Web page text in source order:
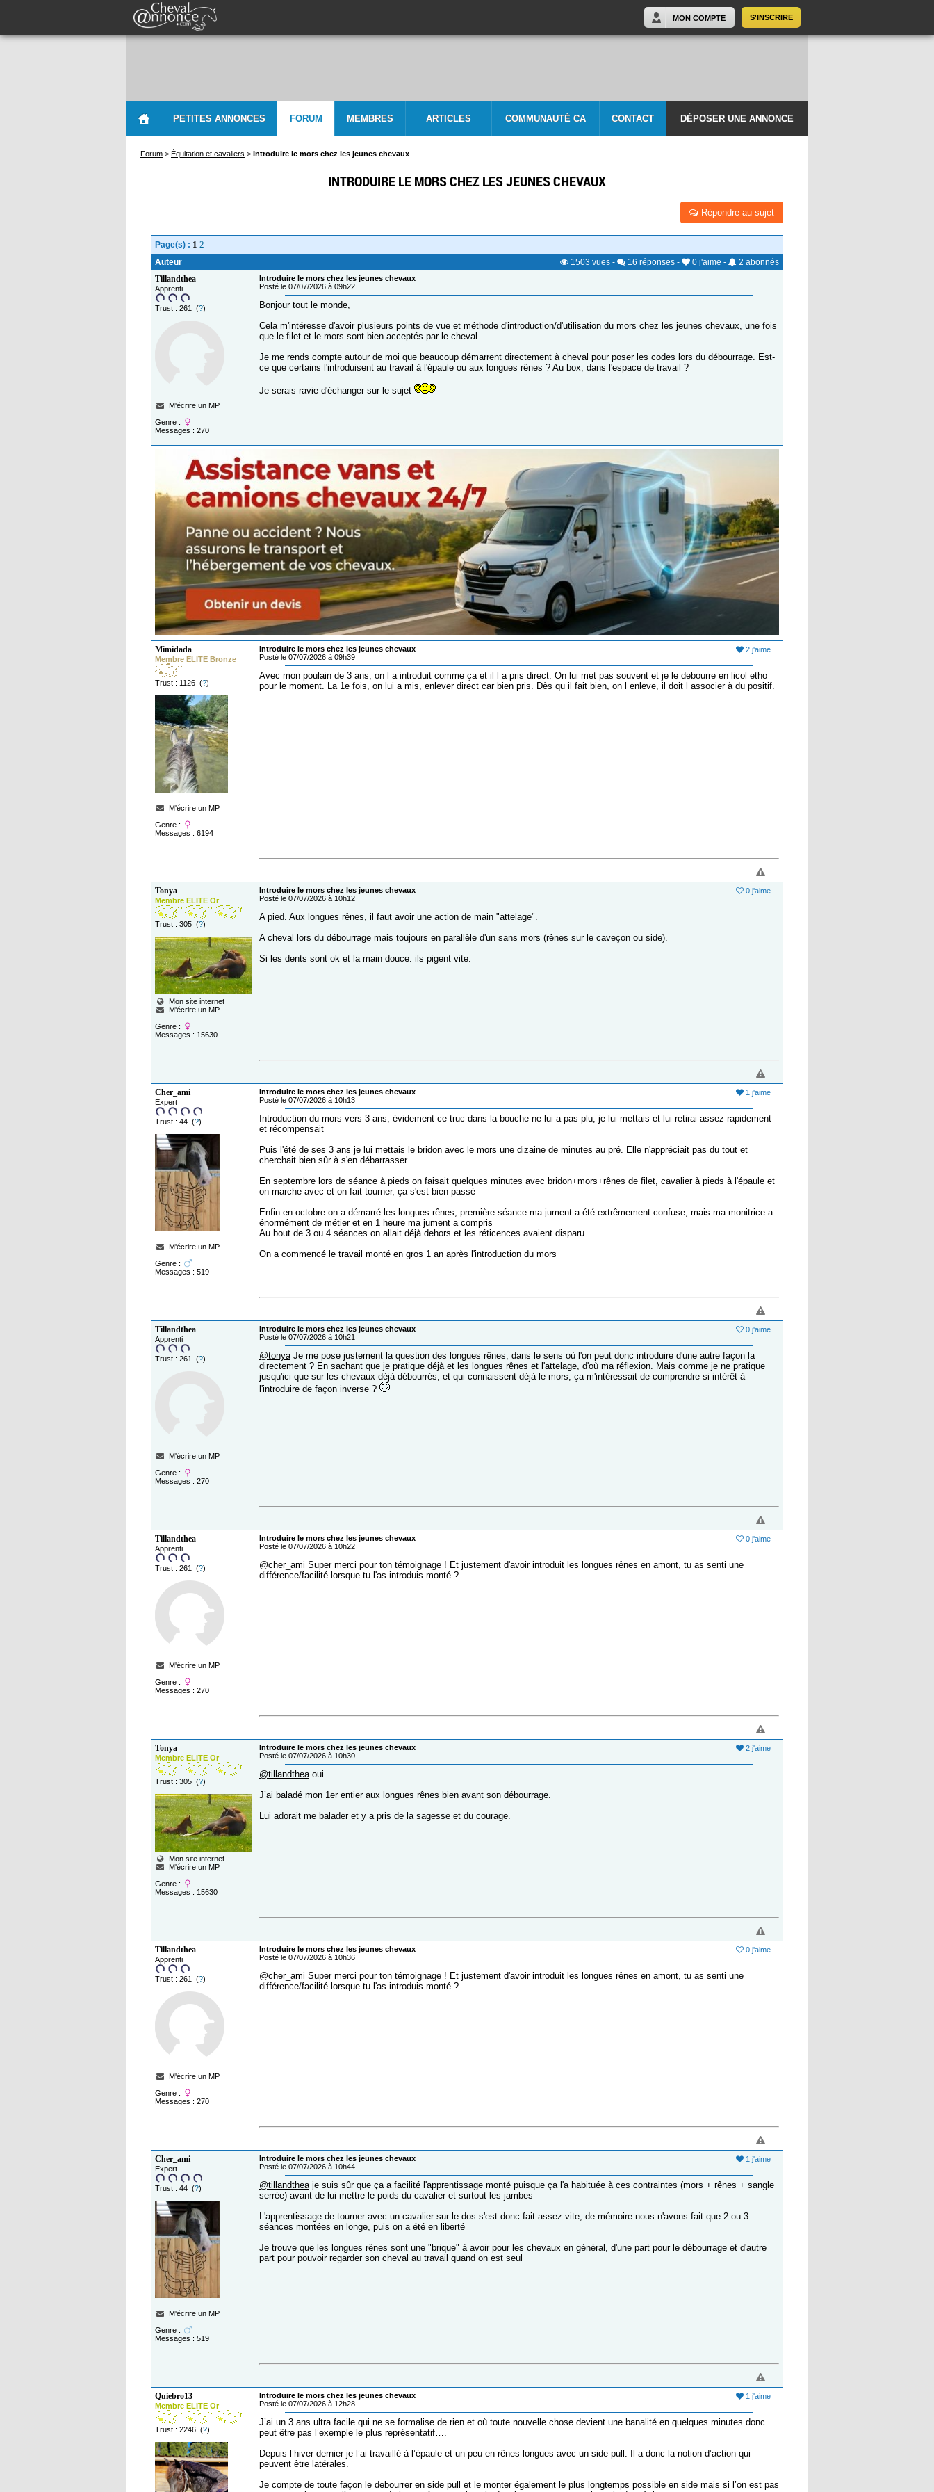
S'INSCRIRE
MON COMPTE
PETITES ANNONCES FORUM MEMBRES ARTICLES COMMUNAUTÉ CA CONTACT DÉPOSER UNE ANNONCE
Forum > Équitation et cavaliers > Introduire le mors chez les jeunes chevaux
INTRODUIRE LE MORS CHEZ LES JEUNES CHEVAUX
Répondre au sujet
Page(s) : 1 2
Auteur 1503 vues - 16 réponses - 0 j'aime - 2 abonnés
Tillandthea
Apprenti
Trust : 261 (?)
M'écrire un MP
Genre :
Messages : 270
Introduire le mors chez les jeunes chevaux
Posté le 07/07/2026 à 09h22
Bonjour tout le monde,
Cela m'intéresse d'avoir plusieurs points de vue et méthode d'introduction/d'utilisation du mors chez les jeunes chevaux, une fois
que le filet et le mors sont bien acceptés par le cheval.
Je me rends compte autour de moi que beaucoup démarrent directement à cheval pour poser les codes lors du débourrage. Est-
ce que certains l'introduisent au travail à l'épaule ou aux longues rênes ? Au box, dans l'espace de travail ?
Je serais ravie d'échanger sur le sujet
Mimidada
Membre ELITE Bronze
Trust : 1126 (?)
M'écrire un MP
Genre :
Messages : 6194
2 j'aime
Introduire le mors chez les jeunes chevaux
Posté le 07/07/2026 à 09h39
Avec mon poulain de 3 ans, on l a introduit comme ça et il l a pris direct. On lui met pas souvent et je le debourre en licol etho
pour le moment. La 1e fois, on lui a mis, enlever direct car bien pris. Dès qu il fait bien, on l enleve, il doit l associer à du positif.
Tonya
Membre ELITE Or
Trust : 305 (?)
Mon site internet
M'écrire un MP
Genre :
Messages : 15630
0 j'aime
Introduire le mors chez les jeunes chevaux
Posté le 07/07/2026 à 10h12
A pied. Aux longues rênes, il faut avoir une action de main "attelage".
A cheval lors du débourrage mais toujours en parallèle d'un sans mors (rênes sur le caveçon ou side).
Si les dents sont ok et la main douce: ils pigent vite.
Cher_ami
Expert
Trust : 44 (?)
M'écrire un MP
Genre :
Messages : 519
1 j'aime
Introduire le mors chez les jeunes chevaux
Posté le 07/07/2026 à 10h13
Introduction du mors vers 3 ans, évidement ce truc dans la bouche ne lui a pas plu, je lui mettais et lui retirai assez rapidement
et récompensait
Puis l'été de ses 3 ans je lui mettais le bridon avec le mors une dizaine de minutes au pré. Elle n'appréciait pas du tout et
cherchait bien sûr à s'en débarrasser
En septembre lors de séance à pieds on faisait quelques minutes avec bridon+mors+rênes de filet, cavalier à pieds à l'épaule et
on marche avec et on fait tourner, ça s'est bien passé
Enfin en octobre on a démarré les longues rênes, première séance ma jument a été extrêmement confuse, mais ma monitrice a
énormément de métier et en 1 heure ma jument a compris
Au bout de 3 ou 4 séances on allait déjà dehors et les réticences avaient disparu
On a commencé le travail monté en gros 1 an après l'introduction du mors
Tillandthea
Apprenti
Trust : 261 (?)
M'écrire un MP
Genre :
Messages : 270
0 j'aime
Introduire le mors chez les jeunes chevaux
Posté le 07/07/2026 à 10h21
@tonya Je me pose justement la question des longues rênes, dans le sens où l'on peut donc introduire d'une autre façon la
directement ? En sachant que je pratique déjà et les longues rênes et l'attelage, d'où ma réflexion. Mais comme je ne pratique
jusqu'ici que sur les chevaux déjà débourrés, et qui connaissent déjà le mors, ça m'intéressait de comprendre si intérêt à
l'introduire de façon inverse ?
Tillandthea
Apprenti
Trust : 261 (?)
M'écrire un MP
Genre :
Messages : 270
0 j'aime
Introduire le mors chez les jeunes chevaux
Posté le 07/07/2026 à 10h22
@cher_ami Super merci pour ton témoignage ! Et justement d'avoir introduit les longues rênes en amont, tu as senti une
différence/facilité lorsque tu l'as introduis monté ?
Tonya
Membre ELITE Or
Trust : 305 (?)
Mon site internet
M'écrire un MP
Genre :
Messages : 15630
2 j'aime
Introduire le mors chez les jeunes chevaux
Posté le 07/07/2026 à 10h30
@tillandthea oui.
J’ai baladé mon 1er entier aux longues rênes bien avant son débourrage.
Lui adorait me balader et y a pris de la sagesse et du courage.
Tillandthea
Apprenti
Trust : 261 (?)
M'écrire un MP
Genre :
Messages : 270
0 j'aime
Introduire le mors chez les jeunes chevaux
Posté le 07/07/2026 à 10h36
@cher_ami Super merci pour ton témoignage ! Et justement d'avoir introduit les longues rênes en amont, tu as senti une
différence/facilité lorsque tu l'as introduis monté ?
Cher_ami
Expert
Trust : 44 (?)
M'écrire un MP
Genre :
Messages : 519
1 j'aime
Introduire le mors chez les jeunes chevaux
Posté le 07/07/2026 à 10h44
@tillandthea je suis sûr que ça a facilité l'apprentissage monté puisque ça l'a habituée à ces contraintes (mors + rênes + sangle
serrée) avant de lui mettre le poids du cavalier et surtout les jambes
L'apprentissage de tourner avec un cavalier sur le dos s'est donc fait assez vite, de mémoire nous n'avons fait que 2 ou 3
séances montées en longe, puis on a été en liberté
Je trouve que les longues rênes sont une "brique" à avoir pour les chevaux en général, d'une part pour le débourrage et d'autre
part pour pouvoir regarder son cheval au travail quand on est seul
Quiebro13
Membre ELITE Or
Trust : 2246 (?)
1 j'aime
Introduire le mors chez les jeunes chevaux
Posté le 07/07/2026 à 12h28
J’ai un 3 ans ultra facile qui ne se formalise de rien et où toute nouvelle chose devient une banalité en quelques minutes donc
peut être pas l’exemple le plus représentatif….
Depuis l’hiver dernier je l’ai travaillé à l’épaule et un peu en rênes longues avec un side pull. Il a donc la notion d’action qui
peuvent être latérales.
Je compte de toute façon le debourrer en side pull et le monter également le plus longtemps possible en side mais si l’on est pas